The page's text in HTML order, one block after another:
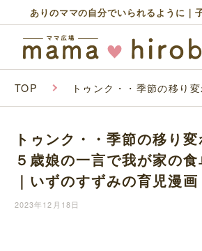
ありのママの自分でいられるように｜
TOP トゥンク・・季節の移り
みの育児漫画
トゥンク・・季節の移り
５歳娘の一言で我が家の食
｜いずのすずみの育児漫画
2023年12月18日